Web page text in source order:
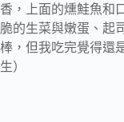
香，上面的燻鮭魚和
脆的生菜與嫩蛋、起
棒，但我吃完覺得還
生）